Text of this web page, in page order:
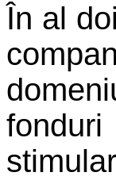
În al